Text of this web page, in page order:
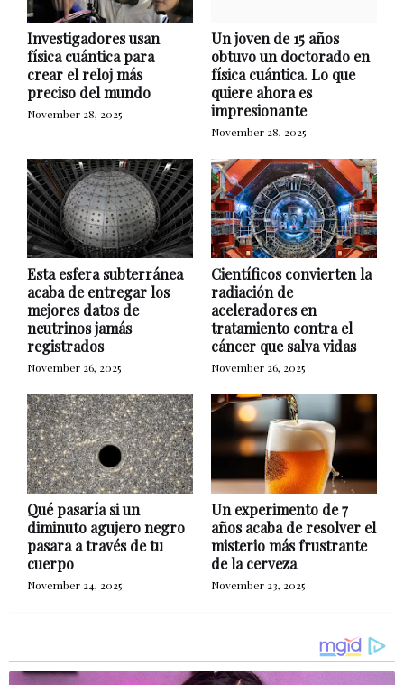
Investigadores usan
física cuántica para
crear el reloj más
preciso del mundo
November 28, 2025
Un joven de 15 años
obtuvo un doctorado en
física cuántica. Lo que
quiere ahora es
impresionante
November 28, 2025
Esta esfera subterránea
acaba de entregar los
mejores datos de
neutrinos jamás
registrados
November 26, 2025
Científicos convierten la
radiación de
aceleradores en
tratamiento contra el
cáncer que salva vidas
November 26, 2025
Qué pasaría si un
diminuto agujero negro
pasara a través de tu
cuerpo
November 24, 2025
Un experimento de 7
años acaba de resolver el
misterio más frustrante
de la cerveza
November 23, 2025